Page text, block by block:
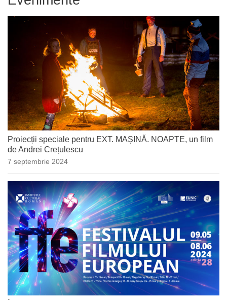
Proiecții speciale pentru EXT. MAȘINĂ. NOAPTE, un film
de Andrei Crețulescu
7 septembrie 2024